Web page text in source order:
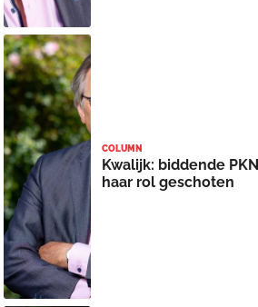
COLUMN
Kwalijk: biddende
haar rol geschoten